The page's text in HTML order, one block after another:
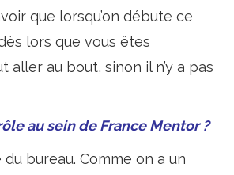
que lorsqu’on débute ce
lors que vous êtes
aller au bout, sinon il n’y a pas
au sein de France Mentor ?
bureau. Comme on a un